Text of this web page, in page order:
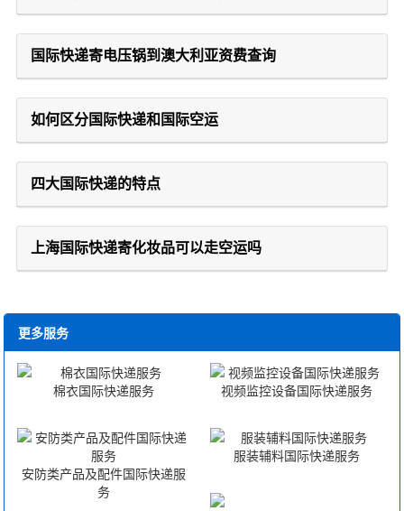
国际快递寄电压锅到澳大利亚资费查询
如何区分国际快递和国际空运
四大国际快递的特点
上海国际快递寄化妆品可以走空运吗
更多服务
棉衣国际快递服务 视频监控设备国际快递服务
安防类产品及配件国际快递服
务
服装辅料国际快递服务